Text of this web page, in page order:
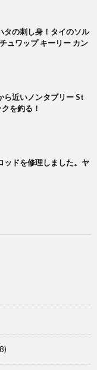
タの刺し身！タイのソル
ュワップ キーリー カン
ら近いノンタブリー St
を釣る！
ッドを修理しました。ヤ